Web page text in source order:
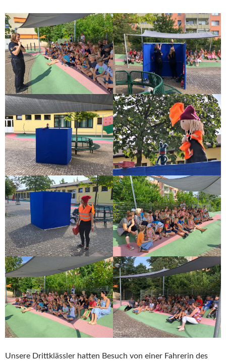
Unsere Drittklässler hatten Besuch von einer Fahrerin des